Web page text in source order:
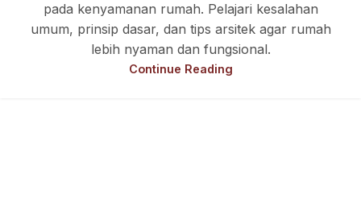
pada kenyamanan rumah. Pelajari kesalahan
umum, prinsip dasar, dan tips arsitek agar rumah
lebih nyaman dan fungsional.
Continue Reading